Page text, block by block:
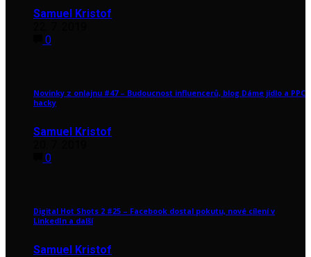
Samuel Kristof
0
Novinky z onlajnu #47 – Budoucnost influencerů, blog Dáme jídlo a PPC
hacky
Samuel Kristof
0
Digital Hot Shots 2 #25 – Facebook dostal pokutu, nové cílení v
LinkedIn a další
Samuel Kristof